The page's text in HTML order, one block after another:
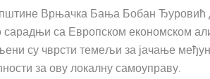
Врњачка Бања Бобан Ђуровић
са Европском економском
су чврсти темељи за јачање
за ову локалну самоуправу.